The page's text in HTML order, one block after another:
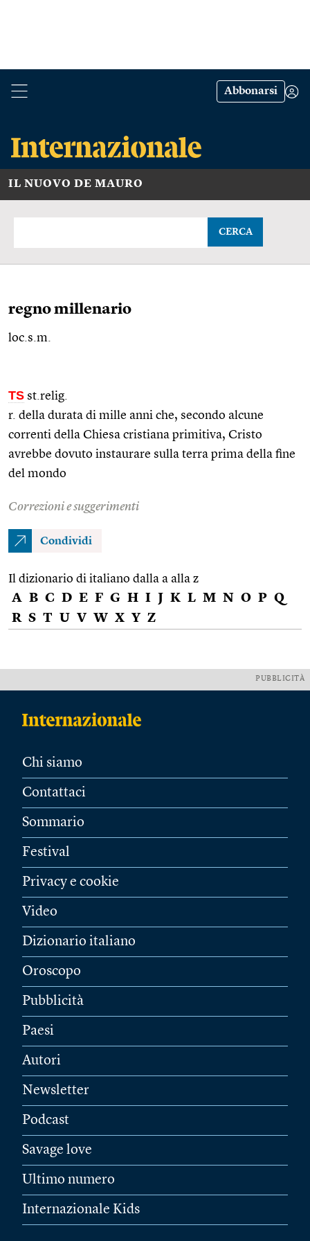
Abbonarsi
IL NUOVO DE MAURO
CERCA
regno millenario
loc.s.m.
TS st.relig.
r. della durata di mille anni che, secondo alcune
correnti della Chiesa cristiana primitiva, Cristo
avrebbe dovuto instaurare sulla terra prima della fine
del mondo
Correzioni e suggerimenti
Condividi
Il dizionario di italiano dalla a alla z
A B C D E F G H I J K L M N O P Q
R S T U V W X Y Z
PUBBLICITÀ
Chi siamo
Contattaci
Sommario
Festival
Privacy e cookie
Video
Dizionario italiano
Oroscopo
Pubblicità
Paesi
Autori
Newsletter
Podcast
Savage love
Ultimo numero
Internazionale Kids